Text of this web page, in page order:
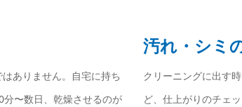
ありません。自宅に持ち
〜数日、乾燥させるのが
汚れ・シミ
クリーニングに出す
ど、仕上がりのチェ